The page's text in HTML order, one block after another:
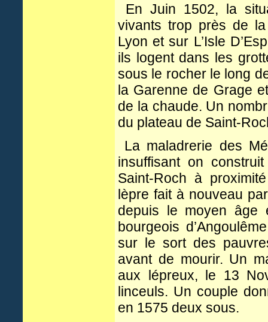
En Juin 1502, la
vivants trop près de
Lyon et sur L’Isle
ils logent dans les
sous le rocher le long
la Garenne de Grage
de la chaude. Un
du plateau de Saint-
La maladrerie des
insuffisant on
Saint-Roch à
lèpre fait à nouveau
depuis le moyen âge
bourgeois
sur le sort des
avant de mourir. Un
aux lépreux, le 13
linceuls. Un couple
en 1575 deux sous.